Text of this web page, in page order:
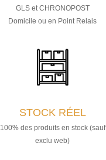
GLS et CHRONOPOST
Domicile ou en Point Relais
STOCK RÉEL
100% des produits en stock (sauf
exclu web)